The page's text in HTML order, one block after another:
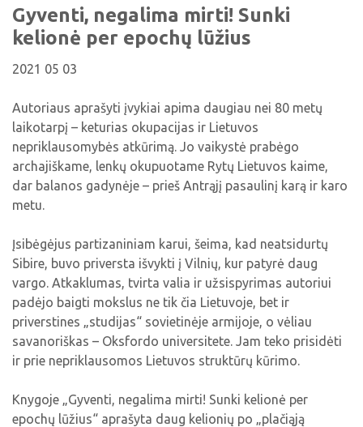
Biblioteka visiems
Viktorinos
Virtualios parodos
Žymūs kupiškėnai
Ramybės takais: interaktyvi kelionė
Skulptūros, prabylančios autoriaus balsu
Mūsų kraštas
Virtualios parodos
Laimutės pasakėlės
NVŠ programa „Atrask ir kurk"
Periodiniai leidiniai
Tau patiks
Padaliniai
Komisijos, darbo grupės
Gyventi, negalima mirti! Sunki
kelionė per epochų lūžius
2021 05 03
Autoriaus aprašyti įvykiai apima daugiau nei 80 metų
laikotarpį – keturias okupacijas ir Lietuvos
nepriklausomybės atkūrimą. Jo vaikystė prabėgo
archajiškame, lenkų okupuotame Rytų Lietuvos kaime,
dar balanos gadynėje – prieš Antrąjį pasaulinį karą ir karo
metu.
Įsibėgėjus partizaniniam karui, šeima, kad neatsidurtų
Sibire, buvo priversta išvykti į Vilnių, kur patyrė daug
vargo. Atkaklumas, tvirta valia ir užsispyrimas autoriui
padėjo baigti mokslus ne tik čia Lietuvoje, bet ir
priverstines „studijas“ sovietinėje armijoje, o vėliau
savanoriškas – Oksfordo universitete. Jam teko prisidėti
ir prie nepriklausomos Lietuvos struktūrų kūrimo.
Knygoje „Gyventi, negalima mirti! Sunki kelionė per
epochų lūžius“ aprašyta daug kelionių po „plačiąją